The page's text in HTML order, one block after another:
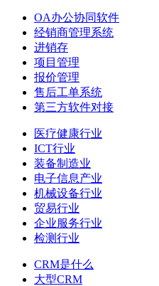
OA办公协同软件
经销商管理系统
进销存
项目管理
报价管理
售后工单系统
第三方软件对接
医疗健康行业
ICT行业
装备制造业
电子信息产业
机械设备行业
贸易行业
企业服务行业
检测行业
CRM是什么
大型CRM